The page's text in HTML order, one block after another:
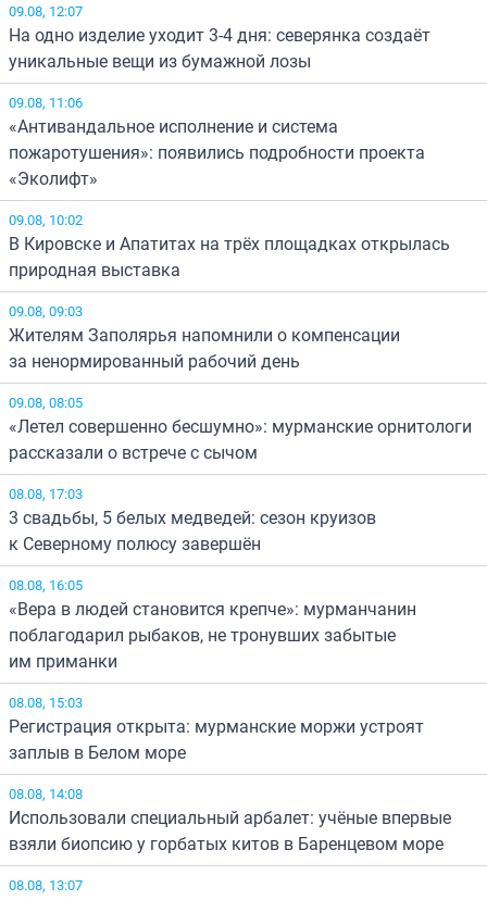
09.08, 12:07
На одно изделие уходит 3-4 дня: северянка создаёт
уникальные вещи из бумажной лозы
09.08, 11:06
«Антивандальное исполнение и система
пожаротушения»: появились подробности проекта
«Эколифт»
09.08, 10:02
В Кировске и Апатитах на трёх площадках открылась
природная выставка
09.08, 09:03
Жителям Заполярья напомнили о компенсации
за ненормированный рабочий день
09.08, 08:05
«Летел совершенно бесшумно»: мурманские орнитологи
рассказали о встрече с сычом
08.08, 17:03
3 свадьбы, 5 белых медведей: сезон круизов
к Северному полюсу завершён
08.08, 16:05
«Вера в людей становится крепче»: мурманчанин
поблагодарил рыбаков, не тронувших забытые
им приманки
08.08, 15:03
Регистрация открыта: мурманские моржи устроят
заплыв в Белом море
08.08, 14:08
Использовали специальный арбалет: учёные впервые
взяли биопсию у горбатых китов в Баренцевом море
08.08, 13:07